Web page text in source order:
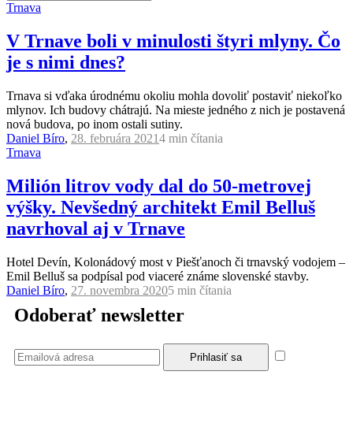
Trnava
V Trnave boli v minulosti štyri mlyny. Čo
je s nimi dnes?
Trnava si vďaka úrodnému okoliu mohla dovoliť postaviť niekoľko
mlynov. Ich budovy chátrajú. Na mieste jedného z nich je postavená
nová budova, po inom ostali sutiny.
Daniel Bíro, 28. februára 20214 min čítania
Trnava
Milión litrov vody dal do 50-metrovej
výšky. Nevšedný architekt Emil Belluš
navrhoval aj v Trnave
Hotel Devín, Kolonádový most v Piešťanoch či trnavský vodojem –
Emil Belluš sa podpísal pod viaceré známe slovenské stavby.
Daniel Bíro, 27. novembra 20205 min čítania
Odoberať newsletter